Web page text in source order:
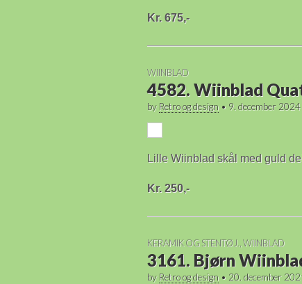
Kr. 675,-
WIINBLAD
4582. Wiinblad
byRetro og design • 9. december 2024
Lille Wiinblad skål med guld
Kr. 250,-
KERAMIK OG STENTØJ.,WIINBLAD
3161. Bjørn
byRetro og design • 20. december